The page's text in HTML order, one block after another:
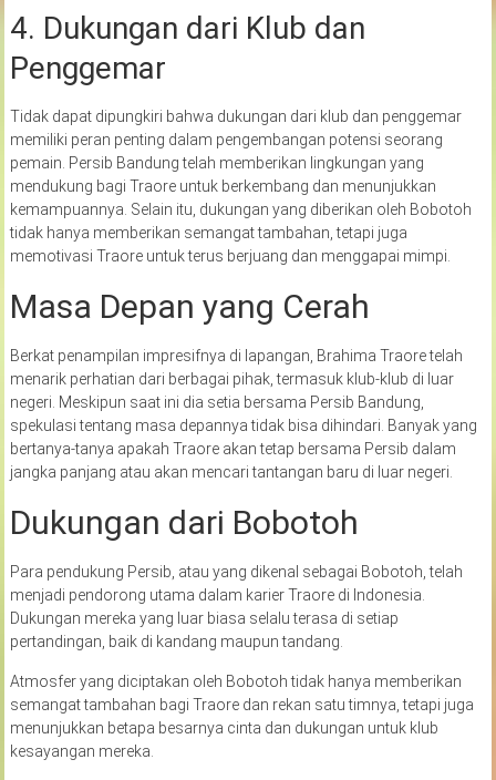
4. Dukungan dari Klub dan
Penggemar
Tidak dapat dipungkiri bahwa dukungan dari klub dan penggemar
memiliki peran penting dalam pengembangan potensi seorang
pemain. Persib Bandung telah memberikan lingkungan yang
mendukung bagi Traore untuk berkembang dan menunjukkan
kemampuannya. Selain itu, dukungan yang diberikan oleh Bobotoh
tidak hanya memberikan semangat tambahan, tetapi juga
memotivasi Traore untuk terus berjuang dan menggapai mimpi.
Masa Depan yang Cerah
Berkat penampilan impresifnya di lapangan, Brahima Traore telah
menarik perhatian dari berbagai pihak, termasuk klub-klub di luar
negeri. Meskipun saat ini dia setia bersama Persib Bandung,
spekulasi tentang masa depannya tidak bisa dihindari. Banyak yang
bertanya-tanya apakah Traore akan tetap bersama Persib dalam
jangka panjang atau akan mencari tantangan baru di luar negeri.
Dukungan dari Bobotoh
Para pendukung Persib, atau yang dikenal sebagai Bobotoh, telah
menjadi pendorong utama dalam karier Traore di Indonesia.
Dukungan mereka yang luar biasa selalu terasa di setiap
pertandingan, baik di kandang maupun tandang.
Atmosfer yang diciptakan oleh Bobotoh tidak hanya memberikan
semangat tambahan bagi Traore dan rekan satu timnya, tetapi juga
menunjukkan betapa besarnya cinta dan dukungan untuk klub
kesayangan mereka.